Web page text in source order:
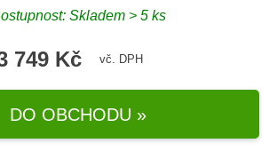
Skladem > 5 ks
749 Kč vč. DPH
DO OBCHODU »